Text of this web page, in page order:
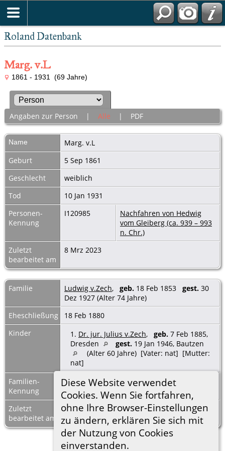
Roland Datenbank
Diese Website verwendet
Cookies. Wenn Sie fortfahren,
ohne Ihre Browser-Einstellungen
zu ändern, erklären Sie sich mit
der Nutzung von Cookies
einverstanden.
Marg. v.L
1861 - 1931 (69 Jahre)
Angaben zur Person | Alle | PDF
Name Marg. v.L
Geburt
5 Sep 1861
Geschlecht
weiblich
Tod
10 Jan 1931
Personen-
Kennung
I120985
Nachfahren von Hedwig
vom Gleiberg (ca. 939 – 993
n. Chr.)
Zuletzt
bearbeitet am
8 Mrz 2023
Familie Ludwig v.Zech, geb. 18 Feb 1853 gest. 30
Dez 1927 (Alter 74 Jahre)
Eheschließung
18 Feb 1880
Kinder
1. Dr. jur. Julius v.Zech, geb. 7 Feb 1885,
Dresden
gest. 19 Jan 1946, Bautzen
(Alter 60 Jahre) [Vater: nat] [Mutter:
nat]
Familien-
Kennung
F60995 Familienblatt|
Familientafel
Zuletzt
bearbeitet am
8 Mrz 2023